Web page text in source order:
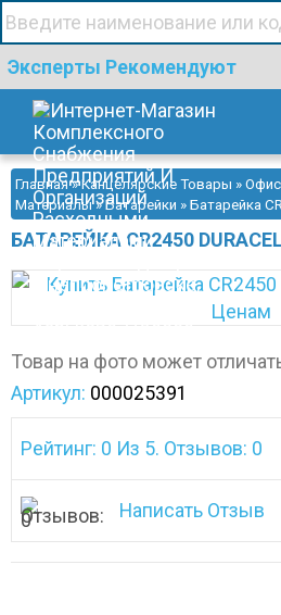
Эксперты Рекомендуют
Главная»Канцелярские Товары »
Материалы»Батарейки » Батарейка
БАТАРЕЙКА CR2450
Товар на фото может
Артикул: 000025391
Рейтинг: 0 Из 5. Отзывов: 0
Написать Отзыв